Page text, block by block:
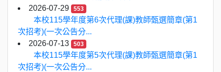
2026-07-29
553
本校115學年度第6次代理(課)教師甄選簡章(第1
次招考)(一次公告分...
2026-07-13
503
本校115學年度第5次代理(課)教師甄選簡章(第1
次招考)(一次公告分...